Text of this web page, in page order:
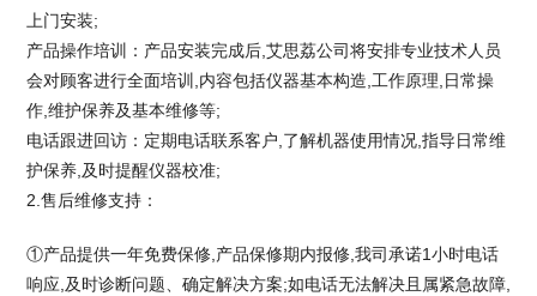
上门安装;
产品操作培训：产品安装完成后,艾思荔公司将安排专业技术人员
会对顾客进行全面培训,内容包括仪器基本构造,工作原理,日常操
作,维护保养及基本维修等;
电话跟进回访：定期电话联系客户,了解机器使用情况,指导日常维
护保养,及时提醒仪器校准;
2.售后维修支持：
①产品提供一年免费保修,产品保修期内报修,我司承诺1小时电话
响应,及时诊断问题、确定解决方案;如电话无法解决且属紧急故障,